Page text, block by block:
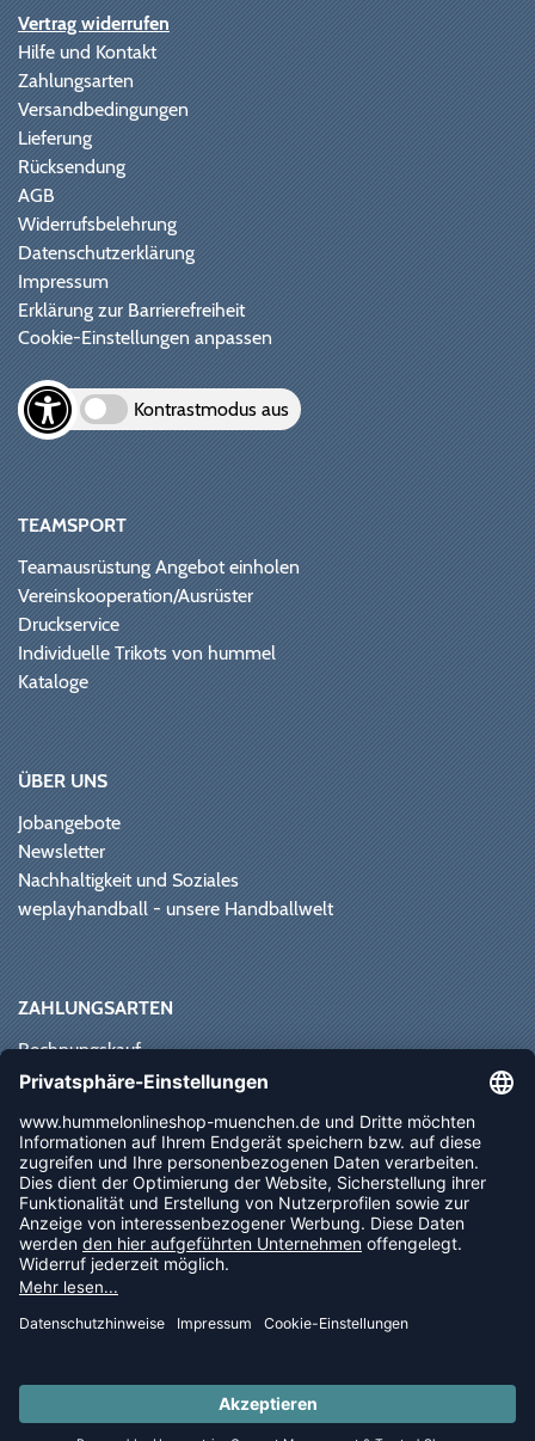
Vertrag widerrufen
Hilfe und Kontakt
Zahlungsarten
Versandbedingungen
Lieferung
Rücksendung
AGB
Widerrufsbelehrung
Datenschutzerklärung
Impressum
Erklärung zur Barrierefreiheit
Cookie-Einstellungen anpassen
Kontrastmodus aus
TEAMSPORT
Teamausrüstung Angebot einholen
Vereinskooperation/Ausrüster
Druckservice
Individuelle Trikots von hummel
Kataloge
ÜBER UNS
Jobangebote
Newsletter
Nachhaltigkeit und Soziales
weplayhandball - unsere Handballwelt
ZAHLUNGSARTEN
Rechnungskauf
Paypal
Vorkasse
Sofortüberweisung
NEWSLETTER